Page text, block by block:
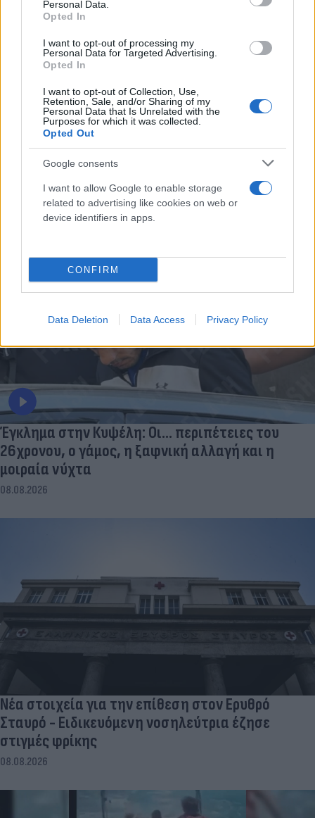
Personal Data.
Opted In
I want to opt-out of processing my
Personal Data for Targeted Advertising.
Opted In
I want to opt-out of Collection, Use,
Retention, Sale, and/or Sharing of my
Personal Data that Is Unrelated with the
Purposes for which it was collected.
Opted Out
Google consents
I want to allow Google to enable storage
related to advertising like cookies on web or
device identifiers in apps.
CONFIRM
Data Deletion Data Access Privacy Policy
08.08.2026
Έγκλημα στην Κυψέλη: Οι... περιπέτειες του
26χρονου, ο γάμος, η ξαφνική αλλαγή και η
μοιραία νύχτα
08.08.2026
Νέα στοιχεία για την επίθεση στον Ερυθρό
Σταυρό - Ειδικευόμενη νοσηλεύτρια έζησε
στιγμές φρίκης
08.08.2026